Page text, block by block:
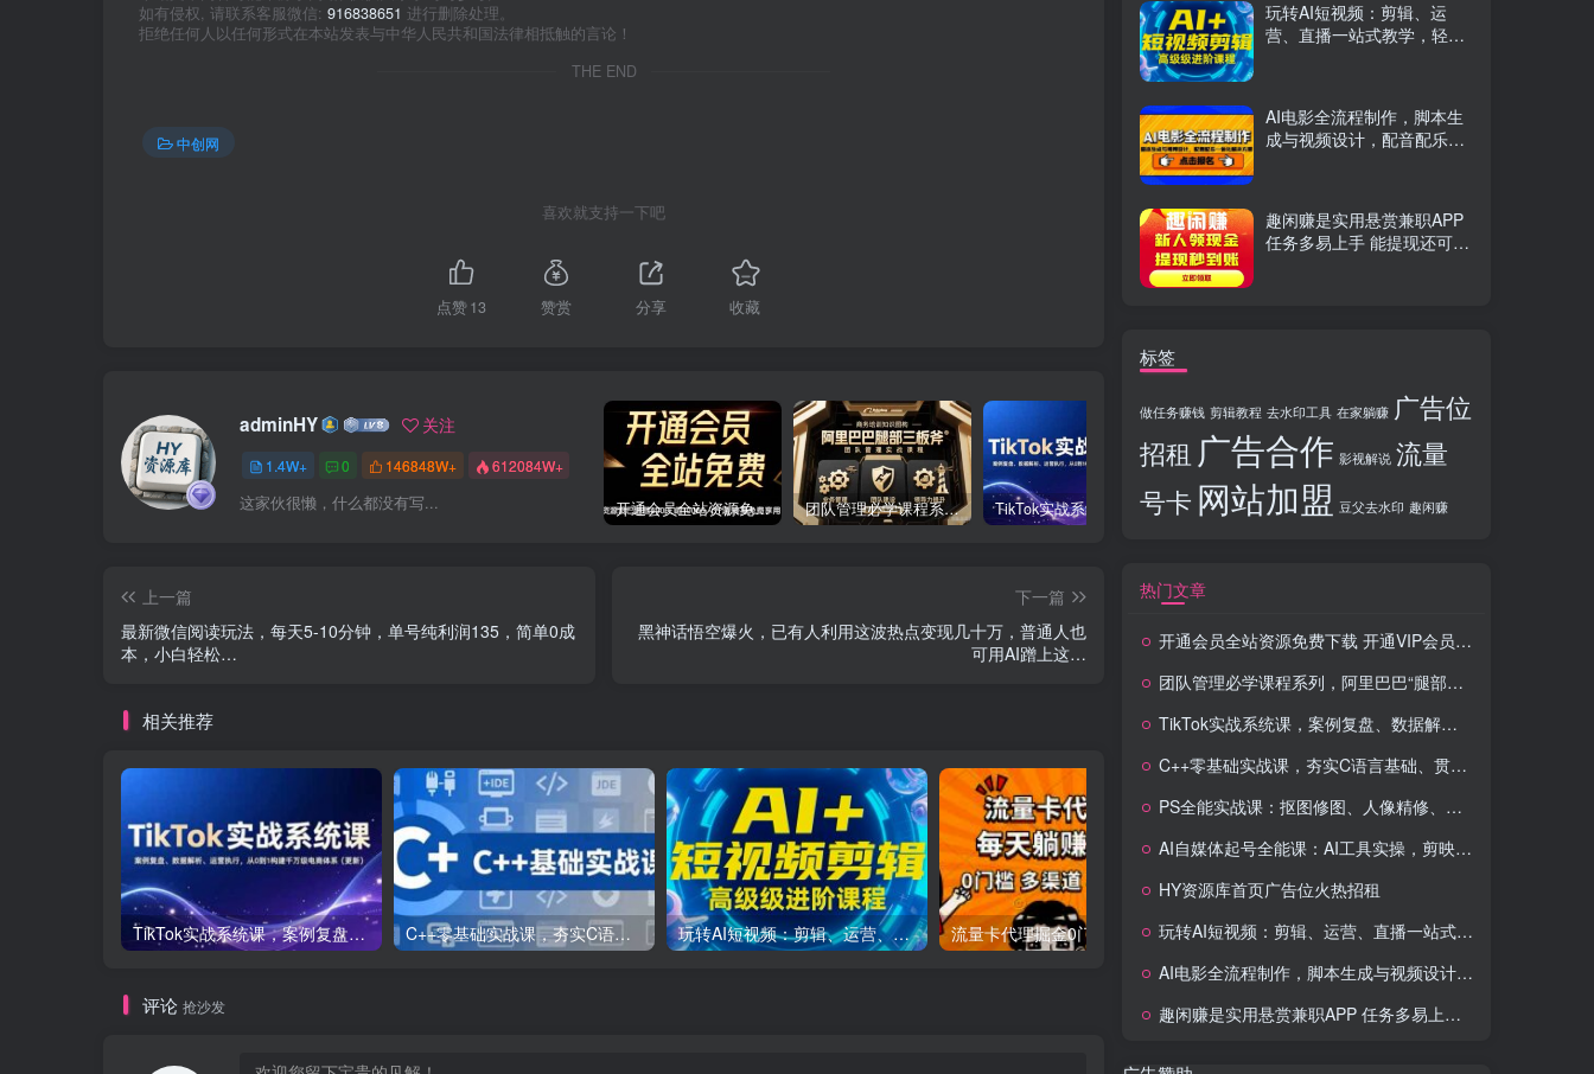
如有侵权, 请联系客服微信: 916838651 进行删除处理。
拒绝任何人以任何形式在本站发表与中华人民共和国法律相抵触的言论！
THE END
中创网
喜欢就支持一下吧
点赞13 赞赏 分享 收藏
adminHY 关注
1.4W+ 0 146848W+ 612084W+
这家伙很懒，什么都没有写... 开通会员全站资源免费下载 开通VIP会员 HY资源库 团队管理必学课程系列，阿里巴巴“腿部三板斧” TikTok实战系统课，案例复盘、数据解析、运营执行，从0到1构建千万级电商体系（更新） C++零基础实战课，夯实C语言基础、贯穿游戏项目、掌握开发思维，学成可挑战月薪15K+岗位
上一篇
最新微信阅读玩法，每天5-10分钟，单号纯利润135，简单0成
本，小白轻松…
下一篇
黑神话悟空爆火，已有人利用这波热点变现几十万，普通人也
可用AI蹭上这…
相关推荐
TikTok实战系统课，案例复盘、数据解析、运营执行，从0到1构建千万级电商体系（更新） C++零基础实战课，夯实C语言基础、贯穿游戏项目、掌握开发思维，学成可挑战月薪15K+岗位 玩转AI短视频：剪辑、运营、直播一站式教学，轻松打造流量神话 流量卡代理掘金0门槛每天躺赚3000+多种推广渠道新手小白轻松上手 Videoleap剪辑大师班：掌握Videoleap所有核心工具与使用技巧，一人产出专业级作品
评论 抢沙发
玩转AI短视频：剪辑、运
营、直播一站式教学，轻松
AI电影全流程制作，脚本生
成与视频设计，配音配乐一
趣闲赚是实用悬赏兼职APP
任务多易上手 能提现还可邀
标签
做任务赚钱 剪辑教程 去水印工具 在家躺赚 广告位
招租 广告合作 影视解说 流量
号卡 网站加盟 豆父去水印 趣闲赚
热门文章
开通会员全站资源免费下载 开通VIP会员 HY资源库
团队管理必学课程系列，阿里巴巴“腿部三板斧”
TikTok实战系统课，案例复盘、数据解析、运营执行，从0到1构建千万级电商体系（更新）
C++零基础实战课，夯实C语言基础、贯穿游戏项目、掌握开发思维，学成可挑战月薪15K+岗位
PS全能实战课：抠图修图、人像精修、电商美工，0基础变身设计达人
AI自媒体起号全能课：AI工具实操，剪映技巧，多平台带货，0基础快速变现
HY资源库首页广告位火热招租
玩转AI短视频：剪辑、运营、直播一站式教学，轻松打造流量神话
AI电影全流程制作，脚本生成与视频设计，配音配乐一体化解决方案
趣闲赚是实用悬赏兼职APP 任务多易上手 能提现还可邀友分成